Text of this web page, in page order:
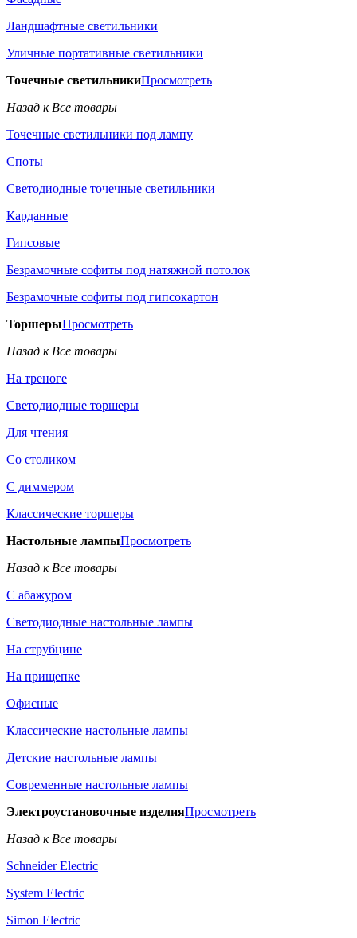
Ландшафтные светильники
Уличные портативные светильники
Точечные светильникиПросмотреть
Назад к Все товары
Точечные светильники под лампу
Споты
Светодиодные точечные светильники
Карданные
Гипсовые
Безрамочные софиты под натяжной потолок
Безрамочные софиты под гипсокартон
ТоршерыПросмотреть
Назад к Все товары
На треноге
Светодиодные торшеры
Для чтения
Со столиком
С диммером
Классические торшеры
Настольные лампыПросмотреть
Назад к Все товары
С абажуром
Светодиодные настольные лампы
На струбцине
На прищепке
Офисные
Классические настольные лампы
Детские настольные лампы
Современные настольные лампы
Электроустановочные изделияПросмотреть
Назад к Все товары
Schneider Electric
System Electric
Simon Electric